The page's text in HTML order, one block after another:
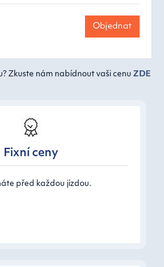
Objednat
Zkuste nám nabídnout vaši cenu ZDE
Fixní ceny
před každou jízdou.